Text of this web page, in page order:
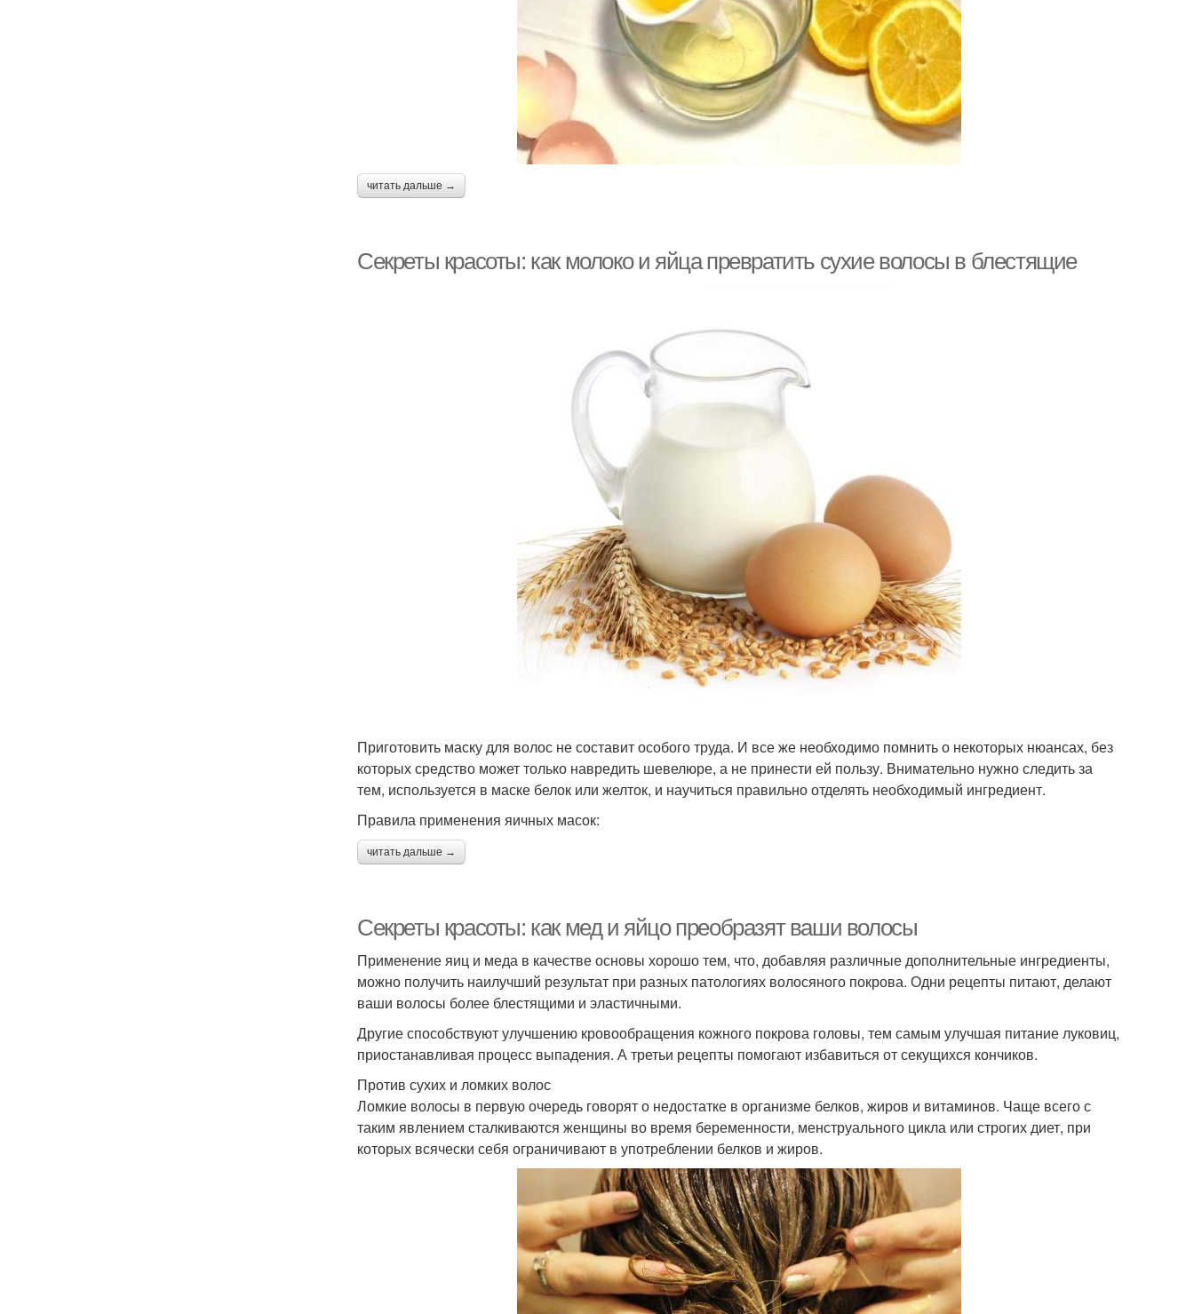
читать дальше →
Секреты красоты: как молоко и яйца превратить сухие волосы в блестящие
Приготовить маску для волос не составит особого труда. И все же необходимо помнить о некоторых нюансах, без
которых средство может только навредить шевелюре, а не принести ей пользу. Внимательно нужно следить за
тем, используется в маске белок или желток, и научиться правильно отделять необходимый ингредиент.
Правила применения яичных масок:
читать дальше →
Секреты красоты: как мед и яйцо преобразят ваши волосы
Применение яиц и меда в качестве основы хорошо тем, что, добавляя различные дополнительные ингредиенты,
можно получить наилучший результат при разных патологиях волосяного покрова. Одни рецепты питают, делают
ваши волосы более блестящими и эластичными.
Другие способствуют улучшению кровообращения кожного покрова головы, тем самым улучшая питание луковиц,
приостанавливая процесс выпадения. А третьи рецепты помогают избавиться от секущихся кончиков.
Против сухих и ломких волос
Ломкие волосы в первую очередь говорят о недостатке в организме белков, жиров и витаминов. Чаще всего с
таким явлением сталкиваются женщины во время беременности, менструального цикла или строгих диет, при
которых всячески себя ограничивают в употреблении белков и жиров.